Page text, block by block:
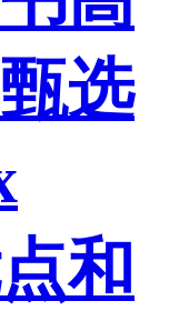
选
和